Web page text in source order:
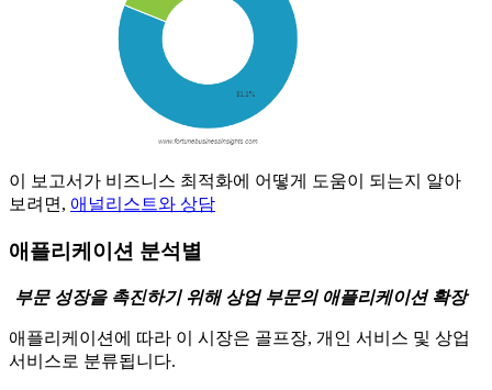
이 보고서가 비즈니스 최적화에 어떻게 도움이 되는지 알아
보려면, 애널리스트와 상담
애플리케이션 분석별
부문 성장을 촉진하기 위해 상업 부문의 애플리케이션 확장
애플리케이션에 따라 이 시장은 골프장, 개인 서비스 및 상업
서비스로 분류됩니다.